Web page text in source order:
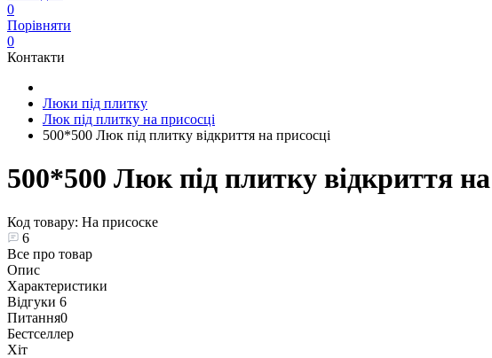
0
Порівняти
0
Контакти
Люки під плитку
Люк під плитку на присосці
500*500 Люк під плитку відкриття на присосці
500*500 Люк під плитку відкриття на
Код товару: На присоске
6
Все про товар
Опис
Характеристики
Відгуки 6
Питання0
Бестселлер
Хіт